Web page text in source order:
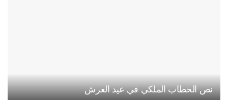
نص الخطاب الملكي في عيد العرش